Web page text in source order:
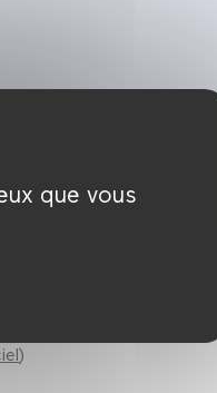
que vous
)